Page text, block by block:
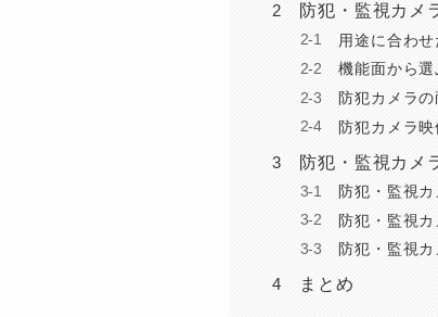
防犯・監視カメ
用途に合わ
機能面から
防犯カメラ
防犯カメラ
防犯・監視カメ
防犯・監視
防犯・監視
防犯・監視
まとめ